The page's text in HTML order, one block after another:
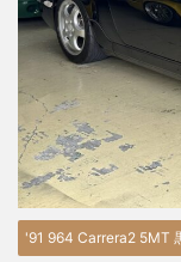
'91 964 Carrera2 5MT